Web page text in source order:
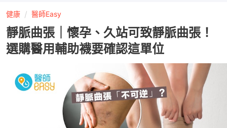
健康 醫師Easy
靜脈曲張｜懷孕、久站可致靜脈曲張！
選購醫用輔助襪要確認這單位